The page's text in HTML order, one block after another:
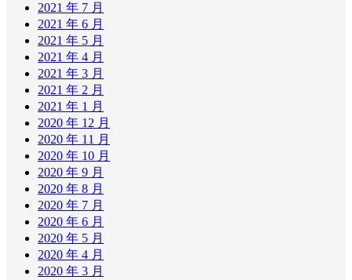
2021 年 7 月
2021 年 6 月
2021 年 5 月
2021 年 4 月
2021 年 3 月
2021 年 2 月
2021 年 1 月
2020 年 12 月
2020 年 11 月
2020 年 10 月
2020 年 9 月
2020 年 8 月
2020 年 7 月
2020 年 6 月
2020 年 5 月
2020 年 4 月
2020 年 3 月